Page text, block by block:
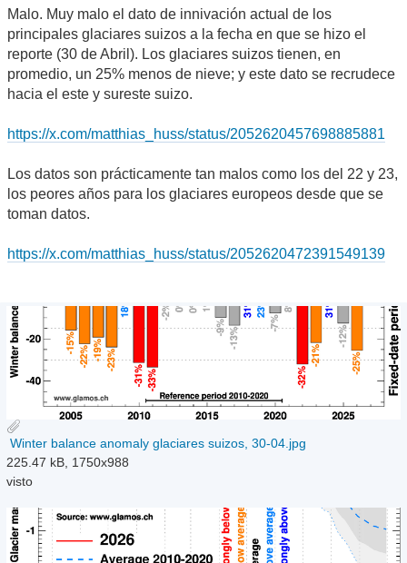
Malo. Muy malo el dato de innivación actual de los
principales glaciares suizos a la fecha en que se hizo el
reporte (30 de Abril). Los glaciares suizos tienen, en
promedio, un 25% menos de nieve; y este dato se recrudece
hacia el este y sureste suizo.
https://x.com/matthias_huss/status/2052620457698885881
Los datos son prácticamente tan malos como los del 22 y 23,
los peores años para los glaciares europeos desde que se
toman datos.
https://x.com/matthias_huss/status/2052620472391549139
Winter balance anomaly glaciares suizos, 30-04.jpg
225.47 kB, 1750x988
visto